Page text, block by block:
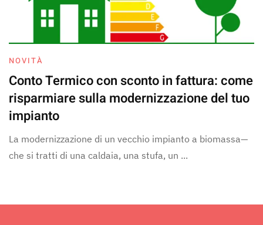
NOVITÀ
Conto Termico con sconto in fattura: come
risparmiare sulla modernizzazione del tuo
impianto
La modernizzazione di un vecchio impianto a biomassa—
che si tratti di una caldaia, una stufa, un ...